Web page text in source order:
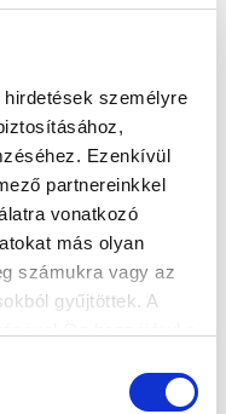
személyre
Ezenkívül
partnereinkkel
vonatkozó
más olyan
számukra vagy az
gyűjtöttek. A